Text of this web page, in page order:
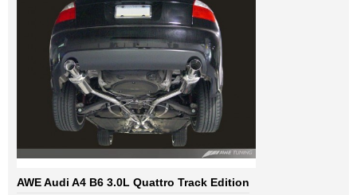
AWE Audi A4 B6 3.0L Quattro Track Edition